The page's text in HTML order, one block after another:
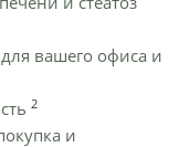
вашего офиса и
2
и